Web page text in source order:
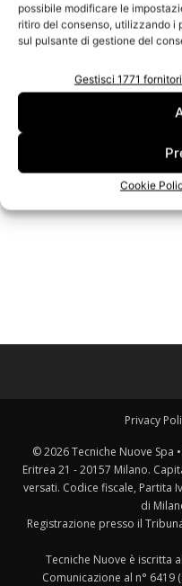
possibile modificare le
ritiro del consenso, utilizzando
sul pulsante di gestione del
Gestisci 1771 fornitori
Cookie
Edicola Web
Privacy
© 2026 Tecniche Nuove Spa
Eritrea 21 - 20157 Milano.
versati. Codice fiscale, Partita
di
Registrazione presso il
Tecniche Nuove è iscritta
Comunicazione al n° 6419